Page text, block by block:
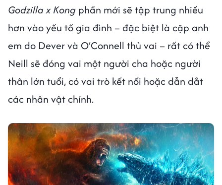
Godzilla x Kong phần mới sẽ tập trung nhiều
hơn vào yếu tố gia đình – đặc biệt là cặp anh
em do Dever và O’Connell thủ vai – rất có thể
Neill sẽ đóng vai một người cha hoặc người
thân lớn tuổi, có vai trò kết nối hoặc dẫn dắt
các nhân vật chính.